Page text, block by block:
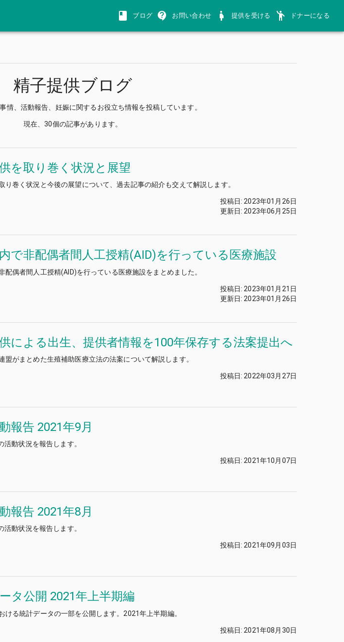
ブログ お問い合わせ 提供を受ける ドナーになる
精子提供ブログ
情、活動報告、妊娠に関するお役立ち情報を投稿しています。
現在、30個の記事があります。
を取り巻く状況と展望
り巻く状況と今後の展望について、過去記事の紹介も交えて解説します。
投稿日: 2023年01月26日
更新日: 2023年06月25日
で非配偶者間人工授精(AID)を行っている医療施設
配偶者間人工授精(AID)を行っている医療施設をまとめました。
投稿日: 2023年01月21日
更新日: 2023年01月26日
による出生、提供者情報を100年保存する法案提出へ
盟がまとめた生殖補助医療立法の法案について解説します。
投稿日: 2022年03月27日
報告 2021年9月
活動状況を報告します。
投稿日: 2021年10月07日
報告 2021年8月
活動状況を報告します。
投稿日: 2021年09月03日
タ公開 2021年上半期編
ける統計データの一部を公開します。2021年上半期編。
投稿日: 2021年08月30日